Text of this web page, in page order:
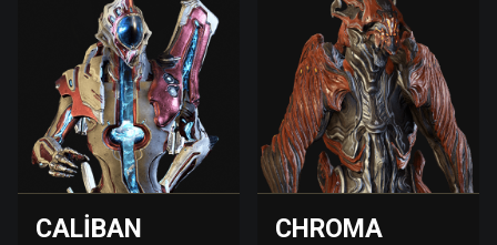
CALIBAN CHROMA